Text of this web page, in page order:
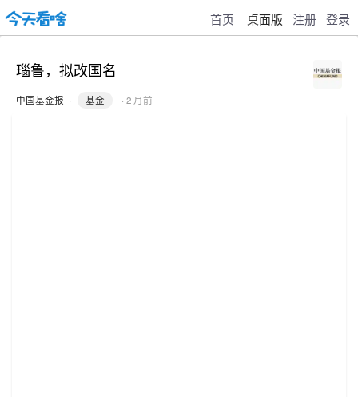
首页 桌面版 注册 登录
瑙鲁，拟改国名
中国基金报 · 基金 · 2 月前